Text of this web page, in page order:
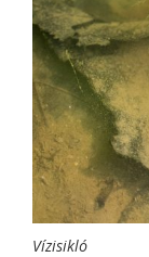
Vízisikló